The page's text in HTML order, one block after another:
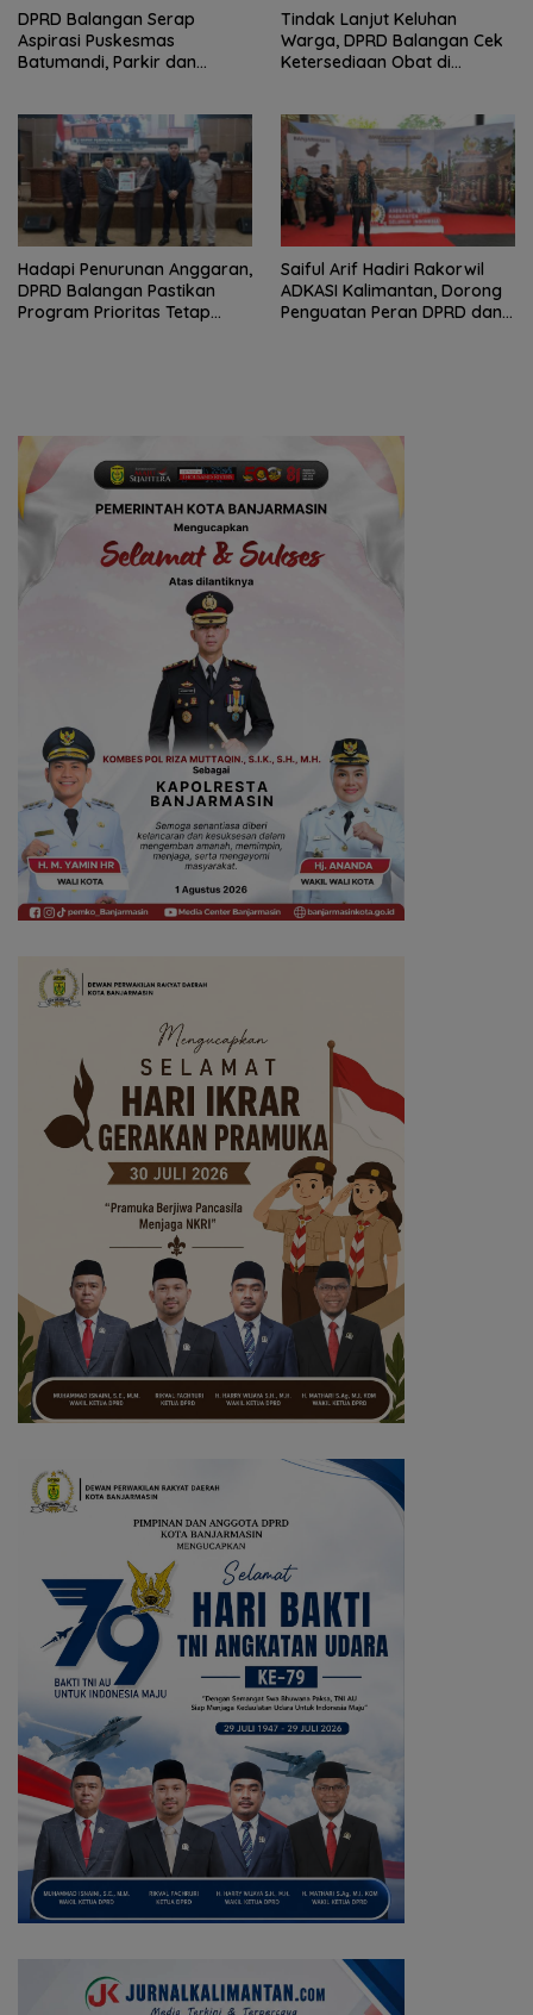
DPRD Balangan Serap
Aspirasi Puskesmas
Batumandi, Parkir dan
Tindak Lanjut Keluhan
Warga, DPRD Balangan Cek
Ketersediaan Obat di
Hadapi Penurunan Anggaran,
DPRD Balangan Pastikan
Program Prioritas Tetap
Saiful Arif Hadiri Rakorwil
ADKASI Kalimantan, Dorong
Penguatan Peran DPRD dan